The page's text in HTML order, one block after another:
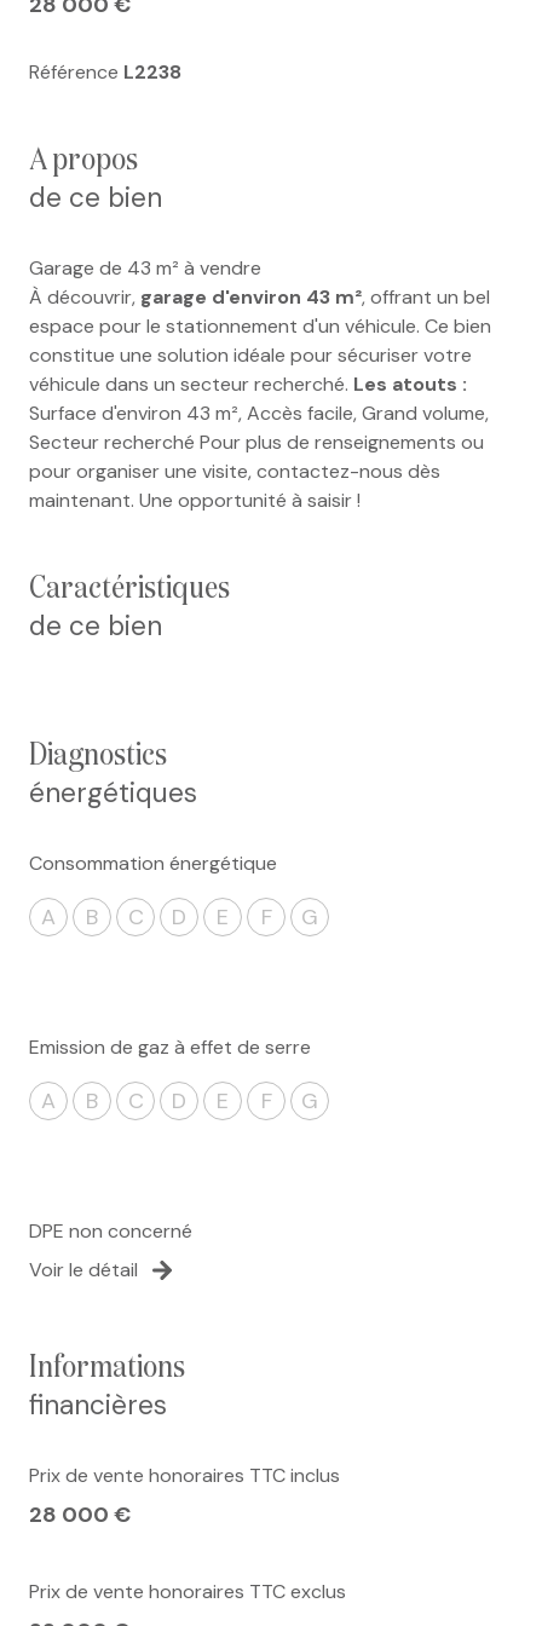
Référence L2238
a propos
de ce bien
Garage de 43 m² à vendre
À découvrir, garage d'environ 43 m², offrant un bel
espace pour le stationnement d'un véhicule. Ce bien
constitue une solution idéale pour sécuriser votre
véhicule dans un secteur recherché. Les atouts :
Surface d'environ 43 m², Accès facile, Grand volume,
Secteur recherché Pour plus de renseignements ou
pour organiser une visite, contactez-nous dès
maintenant. Une opportunité à saisir !
caractéristiques
de ce bien
diagnostics
énergétiques
Consommation énergétique
A B C D E F G
Emission de gaz à effet de serre
A B C D E F G
DPE non concerné
Voir le détail
informations
financières
Prix de vente honoraires TTC inclus
28 000 €
Prix de vente honoraires TTC exclus